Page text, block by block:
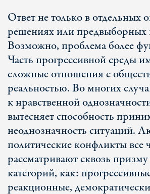
Ответ не только в
решениях или предвыборных
Возможно, проблема более
Часть прогрессивной среды
сложные отношения с
реальностью. Во многих
к нравственной
вытесняет способность
неоднозначность ситуаций.
политические конфликты все
рассматривают сквозь
категорий, как:
реакционные,